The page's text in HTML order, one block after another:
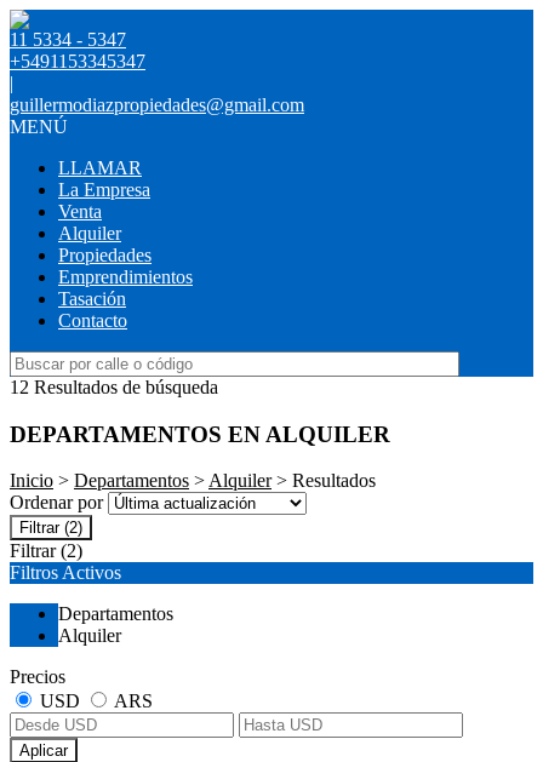
11 5334 - 5347
+5491153345347
|
guillermodiazpropiedades@gmail.com
MENÚ
LLAMAR
La Empresa
Venta
Alquiler
Propiedades
Emprendimientos
Tasación
Contacto
12 Resultados de búsqueda
DEPARTAMENTOS EN ALQUILER
Inicio > Departamentos >Alquiler> Resultados
Ordenar por
Filtrar (2)
Filtrar (2)
Filtros Activos
Departamentos
Alquiler
Precios
USD
ARS
Aplicar